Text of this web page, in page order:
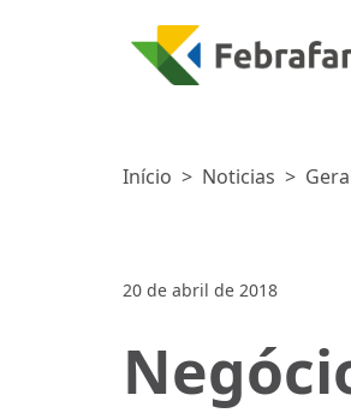
Início > Noticias >
20 de abril de 2018